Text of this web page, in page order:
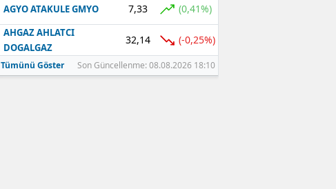
AGYO ATAKULE GMYO 7,33 (0,41%)
AHGAZ AHLATCI
DOGALGAZ
32,14 (-0,25%)
Tümünü Göster Son Güncellenme: 08.08.2026 18:10